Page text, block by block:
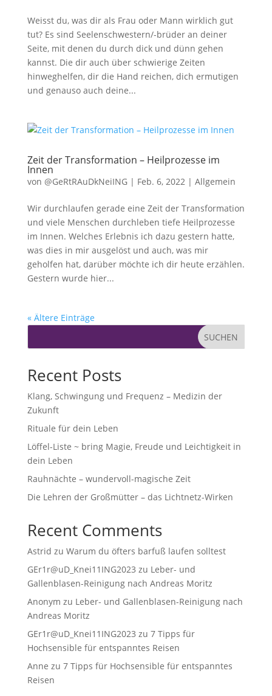
Weisst du, was dir als Frau oder Mann wirklich gut
tut? Es sind Seelenschwestern/-brüder an deiner
Seite, mit denen du durch dick und dünn gehen
kannst. Die dir auch über schwierige Zeiten
hinweghelfen, dir die Hand reichen, dich ermutigen
und genauso auch deine...
Zeit der Transformation – Heilprozesse im
Innen
von @GeRtRAuDkNeiING| Feb. 6, 2022| Allgemein
Wir durchlaufen gerade eine Zeit der Transformation
und viele Menschen durchleben tiefe Heilprozesse
im Innen. Welches Erlebnis ich dazu gestern hatte,
was dies in mir ausgelöst und auch, was mir
geholfen hat, darüber möchte ich dir heute erzählen.
Gestern wurde hier...
« Ältere Einträge
SUCHEN
Recent Posts
Klang, Schwingung und Frequenz – Medizin der
Zukunft
Rituale für dein Leben
Löffel-Liste ~ bring Magie, Freude und Leichtigkeit in
dein Leben
Rauhnächte – wundervoll-magische Zeit
Die Lehren der Großmütter – das Lichtnetz-Wirken
Recent Comments
Astrid zu Warum du öfters barfuß laufen solltest
GEr1r@uD_Knei11ING2023 zu Leber- und
Gallenblasen-Reinigung nach Andreas Moritz
Anonym zu Leber- und Gallenblasen-Reinigung nach
Andreas Moritz
GEr1r@uD_Knei11ING2023 zu 7 Tipps für
Hochsensible für entspanntes Reisen
Anne zu 7 Tipps für Hochsensible für entspanntes
Reisen